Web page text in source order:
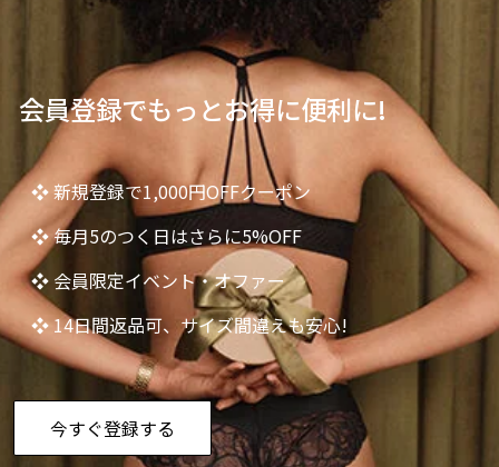
会員登録でもっとお得に便利に!
❖ 新規登録で1,000円OFFクーポン
❖ 毎月5のつく日はさらに5%OFF
❖ 会員限定イベント・オファー
❖ 14日間返品可、サイズ間違えも安心!
今すぐ登録する